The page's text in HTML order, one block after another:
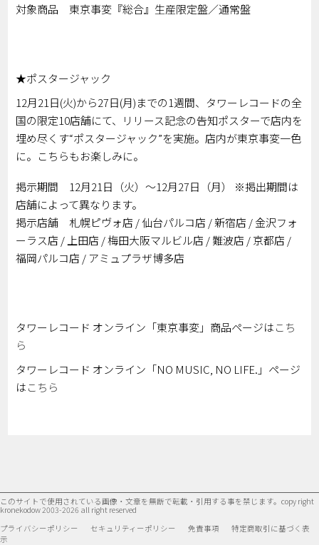
対象商品 東京事変『総合』生産限定盤／通常盤
★ポスタージャック
12月21日(火)から27日(月)までの1週間、タワーレコードの全
国の限定10店舗にて、リリース記念の告知ポスターで店内を
埋め尽くす“ポスタージャック”を実施。店内が東京事変一色
に。こちらもお楽しみに。
掲示期間 12月21日（火）～12月27日（月） ※掲出期間は
店舗によって異なります。
掲示店舗 札幌ピヴォ店 / 仙台パルコ店 / 新宿店 / 金沢フォ
ーラス店 / 上田店 / 梅田大阪マルビル店 / 難波店 / 京都店 /
福岡パルコ店 / アミュプラザ博多店
タワーレコード オンライン「東京事変」商品ページはこち
ら
タワーレコード オンライン「NO MUSIC, NO LIFE.」ページ
はこちら
このサイトで使用されている画像・文章を無断で転載・引用する事を禁じます。 copy right
kronekodow 2003-2026 all right reserved
プライバシーポリシー
セキュリティーポリシー 免責事項
特定商取引に基づく表
示